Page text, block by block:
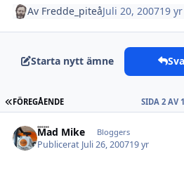
Av Fredde_piteåJuli 20, 200719 yr
Starta nytt ämne
FÖRSTA SIDAN
FÖREGÅENDE SIDA 2 AV
Mad Mike Bloggers
Publicerat Juli 26, 200719 yr